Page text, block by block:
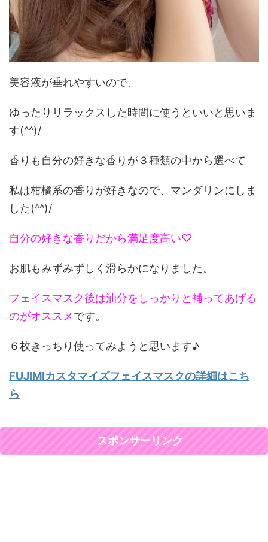
美容液が垂れやすいので、
ゆったりリラックスした時間に使うといいと思いま
す(^^)/
香りも自分の好きな香りが３種類の中から選べて
私は柑橘系の香りが好きなので、マンダリンにしま
した(^^)/
自分の好きな香りだから満足度高い♡
お肌もみずみずしく滑らかになりました。
フェイスマスク後は油分をしっかりと補ってあげる
のがオススメです。
６枚きっちり使ってみようと思います♪
FUJIMIカスタマイズフェイスマスクの詳細はこち
ら
スポンサーリンク